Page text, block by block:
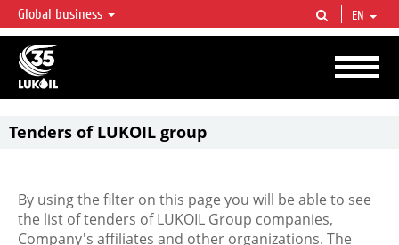
LUKOIL OVERVIEW
LUKOIL is one of the largest oil & gas vertical integrated companies in the world
accounting for over 2% of crude production and circa 1% of proved hydrocarbon
reserves globally.
Global business EN
Tenders of LUKOIL group
By using the filter on this page you will be able to see
the list of tenders of LUKOIL Group companies,
Company's affiliates and other organizations. The